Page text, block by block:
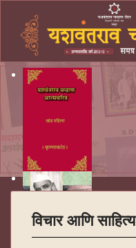
विचार आणि साहित्य